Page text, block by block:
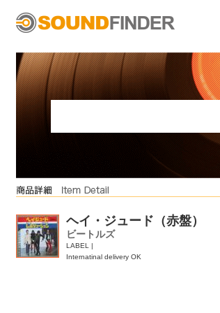
ヘイ・ジュード（赤盤）
ビートルズ
LABEL |
Internatinal delivery OK